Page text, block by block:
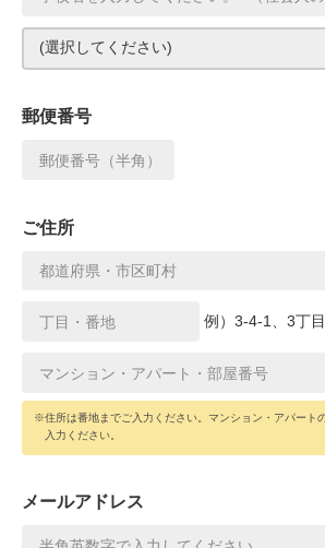
郵便番号
ご住所
例）3-4-1、3丁
※住所は番地までご入力ください。マンション・アパート
入力ください。
メールアドレス